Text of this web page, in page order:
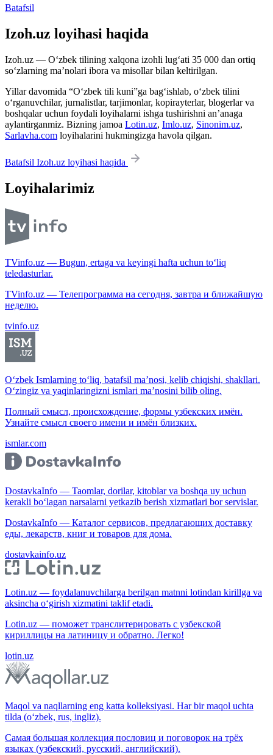
Batafsil
Izoh.uz loyihasi haqida
Izoh.uz — O‘zbek tilining xalqona izohli lug‘ati 35 000 dan ortiq
so‘zlarning ma’nolari ibora va misollar bilan keltirilgan.
Yillar davomida “O‘zbek tili kuni”ga bag‘ishlab, o‘zbek tilini
o‘rganuvchilar, jurnalistlar, tarjimonlar, kopirayterlar, blogerlar va
boshqalar uchun foydali loyihalarni ishga tushirishni an’anaga
aylantirganmiz. Bizning jamoa Lotin.uz, Imlo.uz, Sinonim.uz,
Sarlavha.com loyihalarini hukmingizga havola qilgan.
Batafsil Izoh.uz loyihasi haqida
Loyihalarimiz
TVinfo.uz — Bugun, ertaga va keyingi hafta uchun to‘liq
teledasturlar.
TVinfo.uz — Телепрограмма на сегодня, завтра и ближайшую
неделю.
tvinfo.uz
O‘zbek Ismlarning to‘liq, batafsil ma’nosi, kelib chiqishi, shakllari.
O‘zingiz va yaqinlaringizni ismlari ma’nosini bilib oling.
Полный смысл, происхождение, формы узбекских имён.
Узнайте смысл своего имени и имён близких.
ismlar.com
DostavkaInfo — Taomlar, dorilar, kitoblar va boshqa uy uchun
kerakli bo‘lagan narsalarni yetkazib berish xizmatlari bor servislar.
DostavkaInfo — Каталог сервисов, предлагающих доставку
еды, лекарств, книг и товаров для дома.
dostavkainfo.uz
Lotin.uz — foydalanuvchilarga berilgan matnni lotindan kirillga va
aksincha o‘girish xizmatini taklif etadi.
Lotin.uz — поможет транслитерировать с узбекской
кириллицы на латиницу и обратно. Легко!
lotin.uz
Maqol va naqllarning eng katta kolleksiyasi. Har bir maqol uchta
tilda (o‘zbek, rus, ingliz).
Самая большая коллекция пословиц и поговорок на трёх
языках (узбекский, русский, английский).